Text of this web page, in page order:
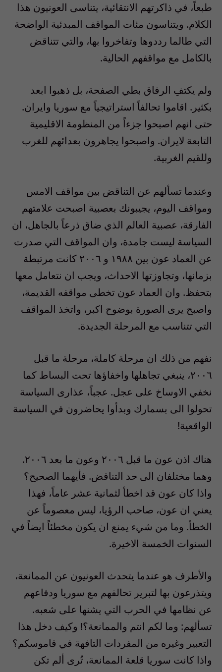
طبعاً، في ذاكرتهم الانتقائية، يتناسى العونيون هذا
الكلام. ويتناسون مئات المواقف المبدئية الواضحة
التي طالما رددوها وتفاخروا بها، والتي تتناقض
بالكامل مع مواقفهم الحالية.
ولم يكتفِ الرفاق بطي الصفحة، بل ذهبوا ابعد
بكثير. اقاموا تحالفاً استراتيجياً مع سوريا وايران.
حتى انهم اصبحوا جزءاً من المنظومة الاقليمية
التابعة لايران. واصبحوا يجاهرون بعدائهم للغرب
وللقيم الغربية.
وعندما تسألهم عن التناقض بين مواقف الامس
ومواقف اليوم، يجيبونك بعصبية اصبحت علامتهم
الفارقة، عصبية العالم الذي ضاق ذرعاً بالجاهل، ان
السياسة ليست جامدة، وان المواقف التي صدرت
عن العماد عون بين ١٩٨٨ و ٢٠٠٦ كانت مرتبطة
بزمانها، وتجاوزتها الاحداث، ويجب ان نتعامل معها
بتحفظ. وان العماد عون تخطى مواقفه القديمة،
واصبح يرى الصورة بوضوح اكبر، واتخذ المواقف
التي تتناسب مع المرحلة الجديدة.
نفهم من ذلك ان مرحلة كاملة، مرحلة ما قبل
٢٠٠٦، ينبغي تجاهلها واخفاؤها تحت البساط كما
نخفي الاوساخ على عجل. عجباً، عذارى السياسة
تحولوا الى بسمارك وبدأوا يحاضرون في السياسة
الواقعية!
هناك اذن عون ما قبل ٢٠٠٦ وعون ما بعد ٢٠٠٦.
وهما مختلفان الى حد التناقض. فأيهما الصحيح؟
واذا كان عون قد اخطأ لثمانية عشر عاماً، فهذا
يعني ان عون، صاحب الرؤيا، ليس معصوماً عن
الخطأ. وما من شيء يمنع ان يكون مخطئاً ايضاً في
السنوات الخمسة الاخيرة.
والأطرف هو عندما يتحدث العونيون عن الممانعة،
ويتذرعون بها لتبرير تحالفهم مع سوريا ودفاعهم
عن نظامها في الحرب التي يشنها على شعبه.
تسألهم: وما لكم انتم والممانعة؟! وكيف دخل هذا
التعبير وغيره من المفردات التافهة في قاموسكم؟
واذا كانت سوريا قلعة الممانعة، تُرى ألم تكن